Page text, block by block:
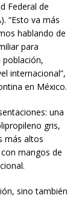
Federal de
“Esto va más
hablando de
para
población,
internacional”,
en México.
una
gris,
más altos
mangos de
sino también